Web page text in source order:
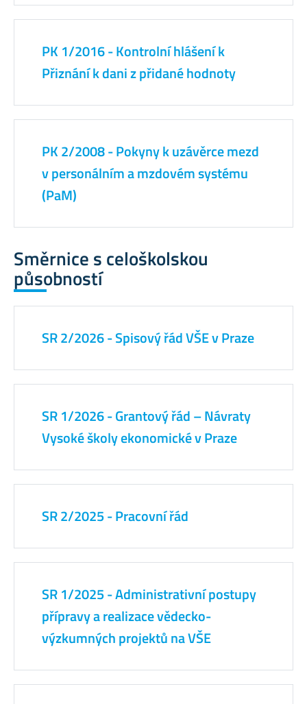
PK 1/2016 - Kontrolní hlášení k
Přiznání k dani z přidané hodnoty
PK 2/2008 - Pokyny k uzávěrce mezd
v personálním a mzdovém systému
(PaM)
Směrnice s celoškolskou
působností
SR 2/2026 - Spisový řád VŠE v Praze
SR 1/2026 - Grantový řád – Návraty
Vysoké školy ekonomické v Praze
SR 2/2025 - Pracovní řád
SR 1/2025 - Administrativní postupy
přípravy a realizace vědecko-
výzkumných projektů na VŠE